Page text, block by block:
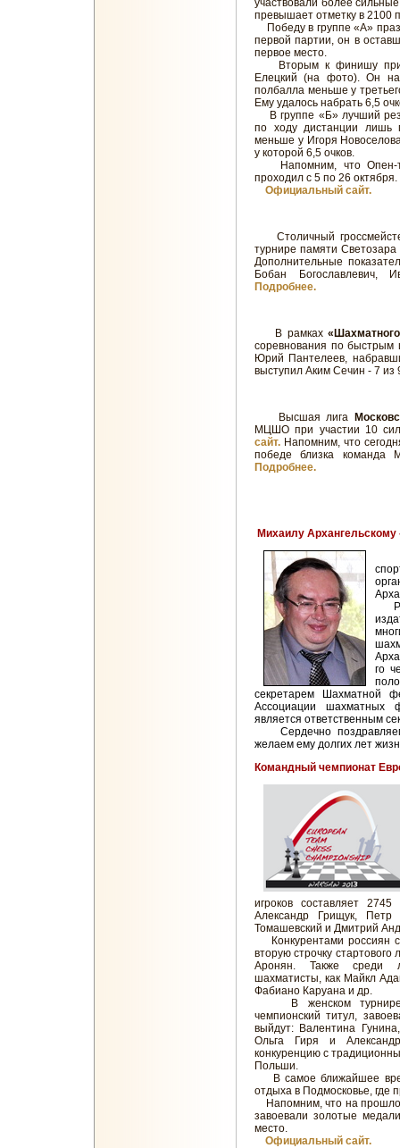
участвовали более
превышает отметку в 2100
Победу в группе «А»
первой партии, он в
первое место.
Вторым к финишу
Елецкий (на фото). Он
полбалла меньше у
Ему удалось набрать 6,5
В группе «Б» лучший
по ходу дистанции лишь
меньше у Игоря
у которой 6,5 очков.
Напомним, что Опен-
проходил с 5 по 26 октября.
Официальный сайт.
Столичный
турнире памяти
Дополнительные
Бобан
Подробнее.
В рамках
соревнования по быстрым
Юрий Пантелеев,
выступил Аким Сечин - 7 из
Высшая лига
МЦШО при участии 10
сайт. Напомним, что
победе близка
Подробнее.
Михаилу Архангельскому
го
секретарем Шахматной
Ассоциации шахматных
является ответственным
Сердечно
желаем ему долгих лет
Командный чемпионат
игроков составляет
Александр Грищук, Петр
Томашевский и Дмитрий
Конкурентами россиян
вторую строчку
Аронян. Также среди
шахматисты, как Майкл
Фабиано Каруана и др.
В женском турнире
чемпионский титул,
выйдут: Валентина
Ольга Гиря и
конкуренцию с
Польши.
В самое ближайшее
отдыха в Подмосковье, где
Напомним, что на
завоевали золотые
место.
Официальный сайт.